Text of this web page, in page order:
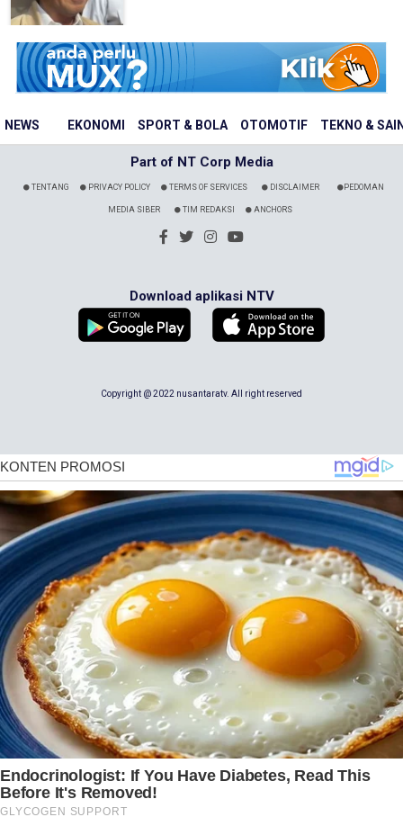
NEWS EKONOMI SPORT & BOLA OTOMOTIF TEKNO &
Part of NT Corp Media
TENTANG PRIVACY POLICY TERMS OF SERVICES DISCLAIMER PEDOMAN
MEDIA SIBER TIM REDAKSI ANCHORS
Download aplikasi NTV
Copyright @ 2022 nusantaratv. All right reserved